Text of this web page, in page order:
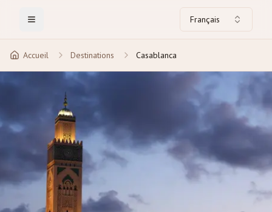
Toggle Menu Français
Accueil Destinations Casablanca